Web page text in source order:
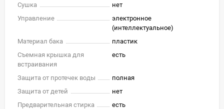
Сушка
нет
Управление
электронное
(интеллектуальное)
Материал бака
пластик
Съемная крышка для
встраивания
есть
Защита от протечек воды
полная
Защита от детей
нет
Предварительная стирка
есть